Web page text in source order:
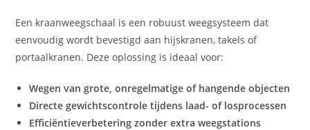
Een kraanweegschaal is een robuust weegsysteem dat
eenvoudig wordt bevestigd aan hijskranen, takels of
portaalkranen. Deze oplossing is ideaal voor:
Wegen van grote, onregelmatige of hangende objecten
Directe gewichtscontrole tijdens laad- of losprocessen
Efficiëntieverbetering zonder extra weegstations